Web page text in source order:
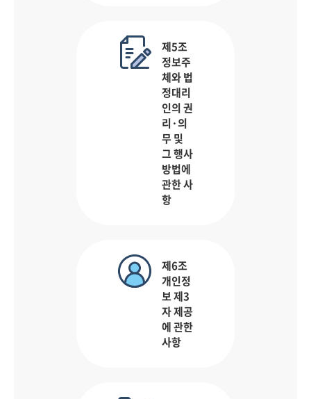
제5조
정보주
체와 법
정대리
인의 권
리·의
무 및
그 행사
방법에
관한 사
항
제6조
개인정
보 제3
자 제공
에 관한
사항